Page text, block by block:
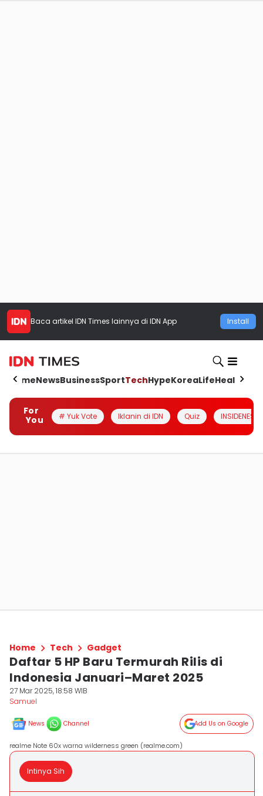
Baca artikel IDN Times lainnya di IDN App Install
HomeNewsBusinessSportTechHypeKoreaLifeHealth
For
You
# Yuk Vote Iklanin di IDN Quiz INSIDENESIA
Home Tech Gadget
Daftar 5 HP Baru Termurah Rilis di
Indonesia Januari–Maret 2025
27 Mar 2025, 18:58 WIB
Samuel
News Channel Add Us on Google
realme Note 60x warna wilderness green (realme.com)
Intinya Sih